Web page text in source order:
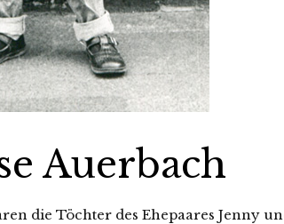
Auerbach
die Töchter des Ehepaares Jenny